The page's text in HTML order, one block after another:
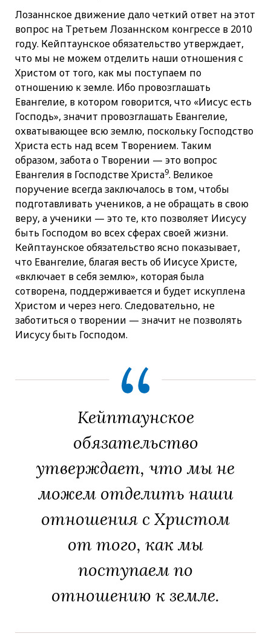
Лозаннское движение дало четкий ответ на этот
вопрос на Третьем Лозаннском конгрессе в 2010
году. Кейптаунское обязательство утверждает,
что мы не можем отделить наши отношения с
Христом от того, как мы поступаем по
отношению к земле. Ибо провозглашать
Евангелие, в котором говорится, что «Иисус есть
Господь», значит провозглашать Евангелие,
охватывающее всю землю, поскольку Господство
Христа есть над всем Творением. Таким
образом, забота о Творении — это вопрос
Евангелия в Господстве Христа9. Великое
поручение всегда заключалось в том, чтобы
подготавливать учеников, а не обращать в свою
веру, а ученики — это те, кто позволяет Иисусу
быть Господом во всех сферах своей жизни.
Кейптаунское обязательство ясно показывает,
что Евангелие, благая весть об Иисусе Христе,
«включает в себя землю», которая была
сотворена, поддерживается и будет искуплена
Христом и через него. Следовательно, не
заботиться о творении — значит не позволять
Иисусу быть Господом.
Кейптаунское
обязательство
утверждает, что мы не
можем отделить наши
отношения с Христом
от того, как мы
поступаем по
отношению к земле.